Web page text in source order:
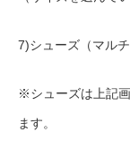
7)シューズ（マル
※シューズは上記
ます。